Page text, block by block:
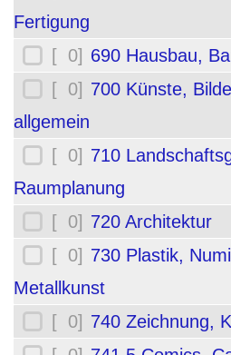
Fertigung
[ 0] 690 Hausbau,
[ 0] 700 Künste,
allgemein
[ 0] 710
Raumplanung
[ 0] 720 Architektur
[ 0] 730 Plastik,
Metallkunst
[ 0] 740 Zeichnung,